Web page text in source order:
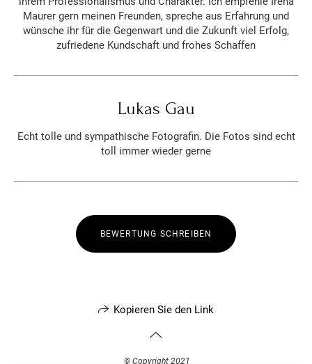
Maurer gern meinen Freunden, spreche aus Erfahrung und
wünsche ihr für die Gegenwart und die Zukunft viel Erfolg,
zufriedene Kundschaft und frohes Schaffen
Lukas Gau
Echt tolle und sympathische Fotografin. Die Fotos sind echt
toll immer wieder gerne
BEWERTUNG SCHREIBEN
Kopieren Sie den Link
© Copyright 2021